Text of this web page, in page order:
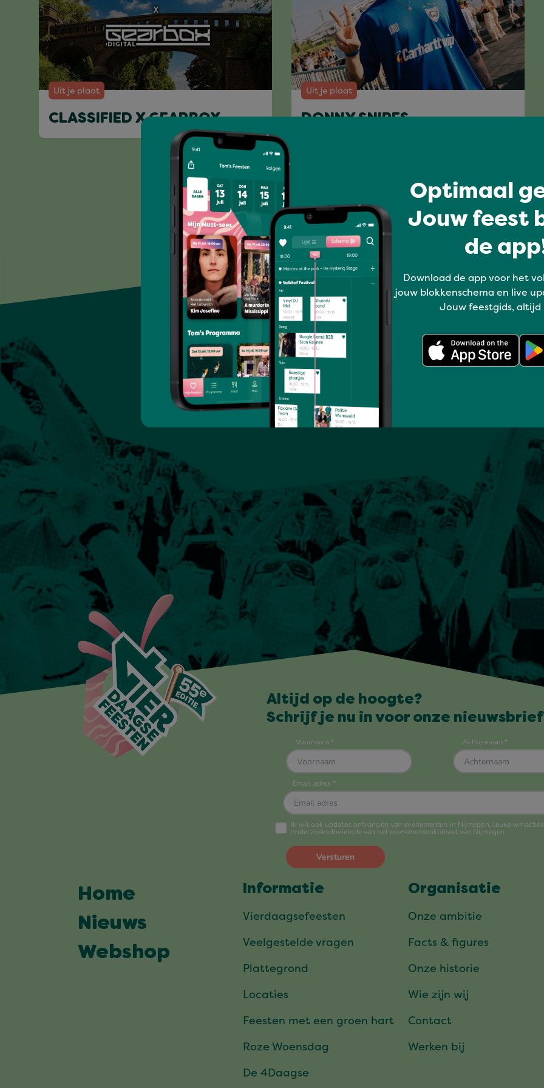
Uit je plaat
CLASSIFIED X GEARBOX
Uit je plaat
DONNY SNIPES
Volledig programma
Optimaal
Jouw feest
de
Download de app voor het
jouw blokkenschema en live
Jouw feestgids, altijd
Altijd op de hoogte?
Schrijf je nu in voor onze
Home
Nieuws
Webshop
Informatie
Vierdaagsefeesten
Veelgestelde vragen
Plattegrond
Locaties
Feesten met een groen hart
Roze Woensdag
De 4Daagse
Organisatie
Onze ambitie
Facts & figures
Onze historie
Wie zijn wij
Contact
Werken bij